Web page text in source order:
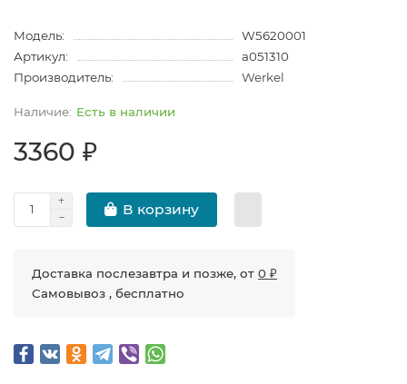
Модель:
W5620001
Артикул:
a051310
Производитель:
Werkel
Есть в наличии
3360 ₽
В корзину
Доставка послезавтра и позже, от 0 ₽
Самовывоз , бесплатно